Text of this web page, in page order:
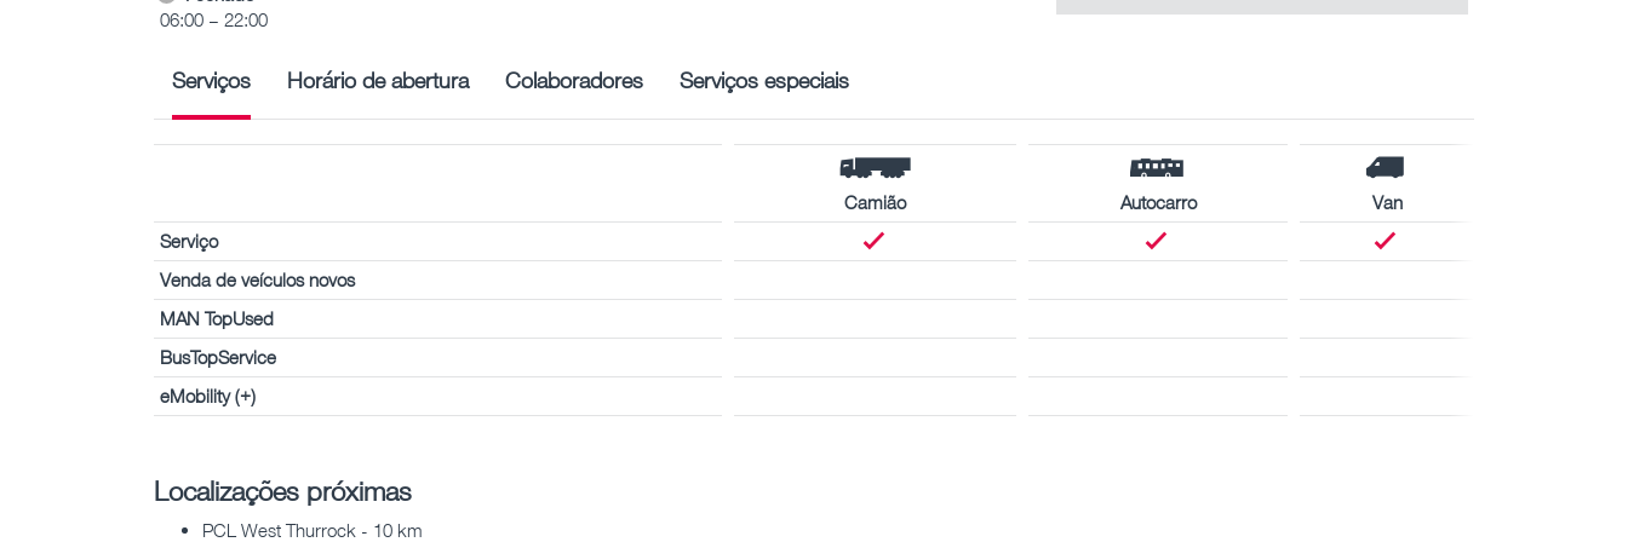
06:00 – 22:00
Serviços Horário de abertura Colaboradores Serviços especiais
Camião Autocarro
Van
Serviço
Venda de veículos novos
MAN TopUsed
BusTopService
eMobility (+)
Localizações próximas
PCL West Thurrock - 10 km